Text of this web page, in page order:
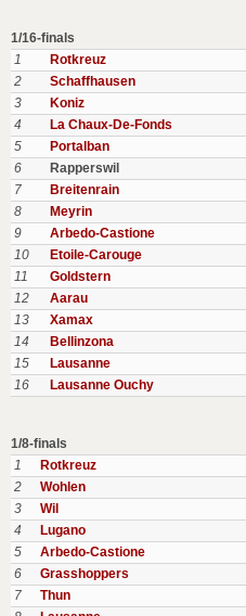
1/16-finals
1
Rotkreuz
2
Schaffhausen
3
Koniz
4
La Chaux-De-Fonds
5
Portalban
6
Rapperswil
7
Breitenrain
8
Meyrin
9
Arbedo-Castione
10
Etoile-Carouge
11
Goldstern
12
Aarau
13
Xamax
14
Bellinzona
15
Lausanne
16
Lausanne Ouchy
1/8-finals
1
Rotkreuz
2
Wohlen
3
Wil
4
Lugano
5
Arbedo-Castione
6
Grasshoppers
7
Thun